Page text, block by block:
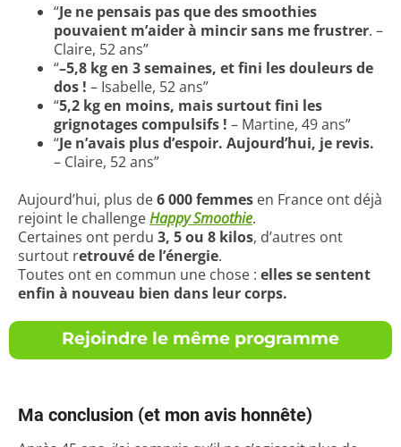
“Je ne pensais pas que des smoothies
pouvaient m’aider à mincir sans me frustrer. –
Claire, 52 ans”
“–5,8 kg en 3 semaines, et fini les douleurs de
dos ! – Isabelle, 52 ans”
“5,2 kg en moins, mais surtout fini les
grignotages compulsifs ! – Martine, 49 ans”
“Je n’avais plus d’espoir. Aujourd’hui, je revis.
– Claire, 52 ans”
Aujourd’hui, plus de6 000 femmes en France ont déjà
rejoint le challengeHappy Smoothie.
Certaines ont perdu 3, 5 ou 8 kilos, d’autres ont
surtout retrouvé de l’énergie.
Toutes ont en commun une chose : elles se sentent
enfin à nouveau bien dans leur corps.
Rejoindre le même programme
Ma conclusion (et mon avis honnête)